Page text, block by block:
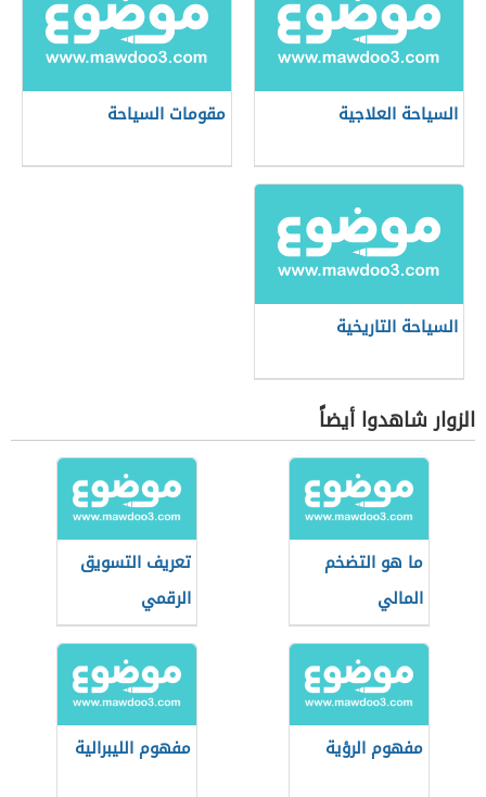
السياحة العلاجية مقومات السياحة
السياحة التاريخية
الزوار شاهدوا أيضاً
ما هو التضخم
المالي
تعريف التسويق
الرقمي
مفهوم الرؤية مفهوم الليبرالية